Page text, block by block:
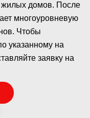
жилых домов. После
многоуровневую
Чтобы
указанному на
заявку на